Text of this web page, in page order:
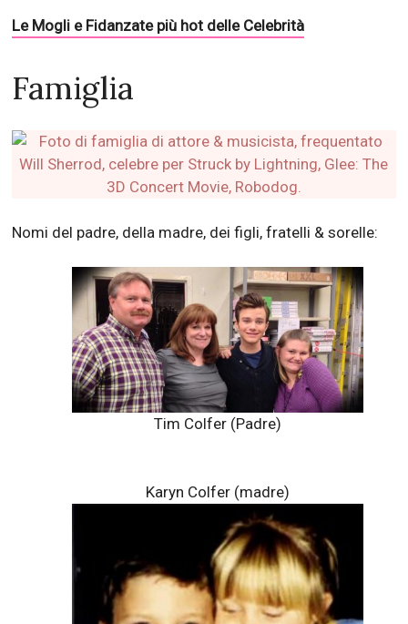
Le Mogli e Fidanzate più hot delle Celebrità
Famiglia
Nomi del padre, della madre, dei figli, fratelli & sorelle:
Tim Colfer (Padre)
Karyn Colfer (madre)